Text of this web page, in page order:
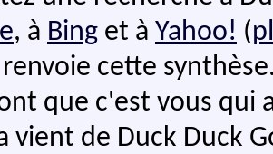
, à Bing et à Yahoo! (
cette
que c'est vous qui
vient de Duck Duck